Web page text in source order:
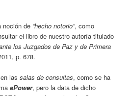
noción de “hecho notorio”, como
el libro de nuestro autoría titulado
los Juzgados de Paz y de Primera
p. 678.
en lassalas de consultas, como se ha
ePower, pero la data de dicho